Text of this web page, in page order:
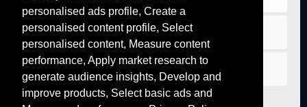
personalised ads profile, Create a
personalised content profile, Select
personalised content, Measure content
performance, Apply market research to
generate audience insights, Develop and
improve products, Select basic ads and
Regeln
Kontaktiere uns